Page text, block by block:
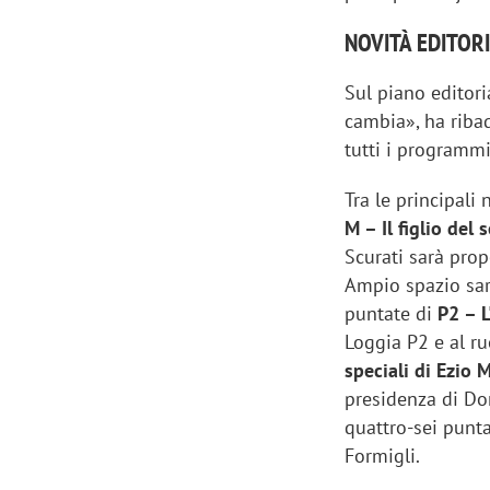
NOVITÀ
Sul piano
cambia», ha
tutti i
Tra le principali
M – Il figlio del
Scurati sarà
Ampio spazio
puntate di P2 –
Loggia P2 e al
speciali di Ezio
presidenza di
quattro-sei
Formigli.